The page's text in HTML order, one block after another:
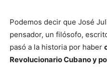
Podemos decir que José
pensador, un filósofo,
pasó a la historia por haber
Revolucionario Cubano y